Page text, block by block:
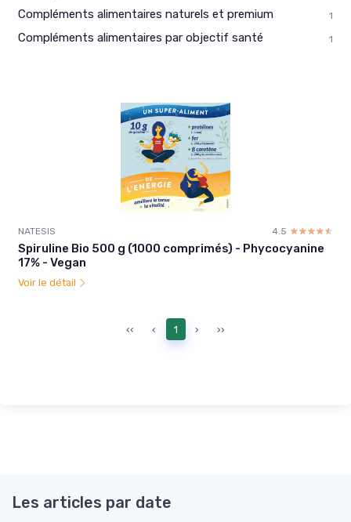
Compléments alimentaires naturels et premium 1
Compléments alimentaires par objectif santé 1
NATESIS 4.5 ☆☆☆☆☆
★★★★★
Spiruline Bio 500 g (1000 comprimés) - Phycocyanine
17% - Vegan
Voir le détail
‹‹ ‹ 1 › ››
Les articles par date